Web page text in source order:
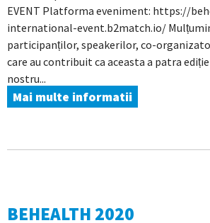
EVENT Platforma eveniment: https://
international-event.b2match.io/
participanților, speakerilor, co-
care au contribuit ca aceasta a patra
nostru...
Mai multe informatii
BEHEALTH 2020